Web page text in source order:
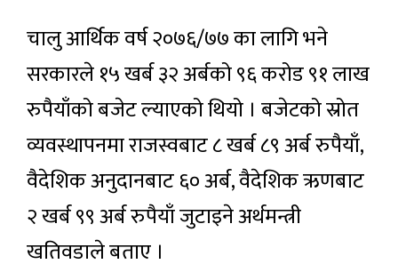
चालु आर्थिक वर्ष २०७६/७७ का लागि भने
सरकारले १५ खर्ब ३२ अर्बको ९६ करोड ९१ लाख
रुपैयाँको बजेट ल्याएको थियो । बजेटको स्रोत
व्यवस्थापनमा राजस्वबाट ८ खर्ब ८९ अर्ब रुपैयाँ,
वैदेशिक अनुदानबाट ६० अर्ब, वैदेशिक ऋणबाट
२ खर्ब ९९ अर्ब रुपैयाँ जुटाइने अर्थमन्त्री
खतिवडाले बताए ।